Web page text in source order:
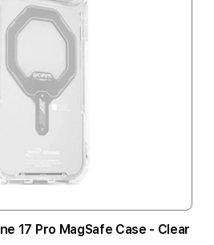
17 Pro MagSafe Case - Clear